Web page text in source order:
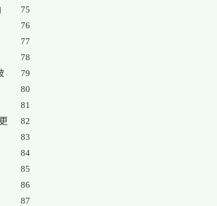
75
76
77
78
79
80
81
82
83
84
85
86
87